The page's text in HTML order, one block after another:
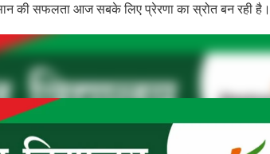
की सफलता आज सबके लिए प्रेरणा का स्रोत बन रही है।